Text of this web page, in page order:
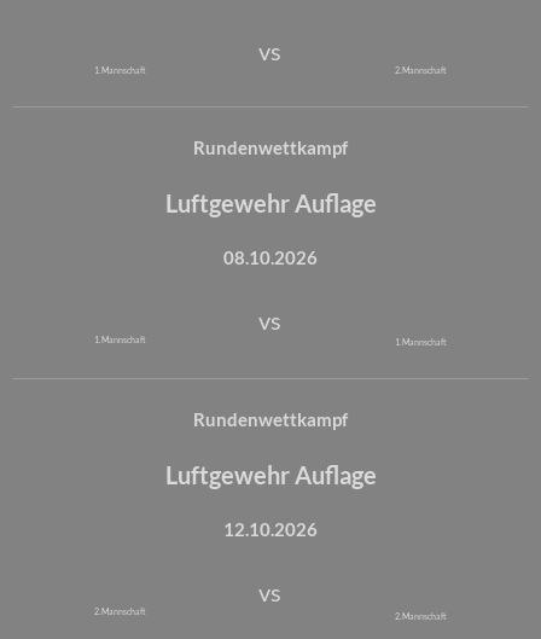
1. Mannschaft
vs
2. Mannschaft
Rundenwettkampf
Luftgewehr Auflage
08.10.2026
1. Mannschaft
vs
1. Mannschaft
Rundenwettkampf
Luftgewehr Auflage
12.10.2026
2. Mannschaft
vs
2. Mannschaft